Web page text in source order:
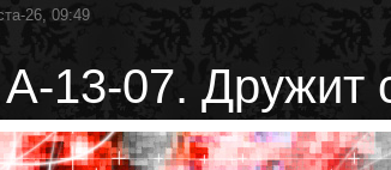
26, 09:49
13-07. Дружит